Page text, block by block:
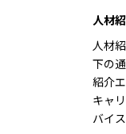
人材
人材
下の
紹介
キャ
バイ